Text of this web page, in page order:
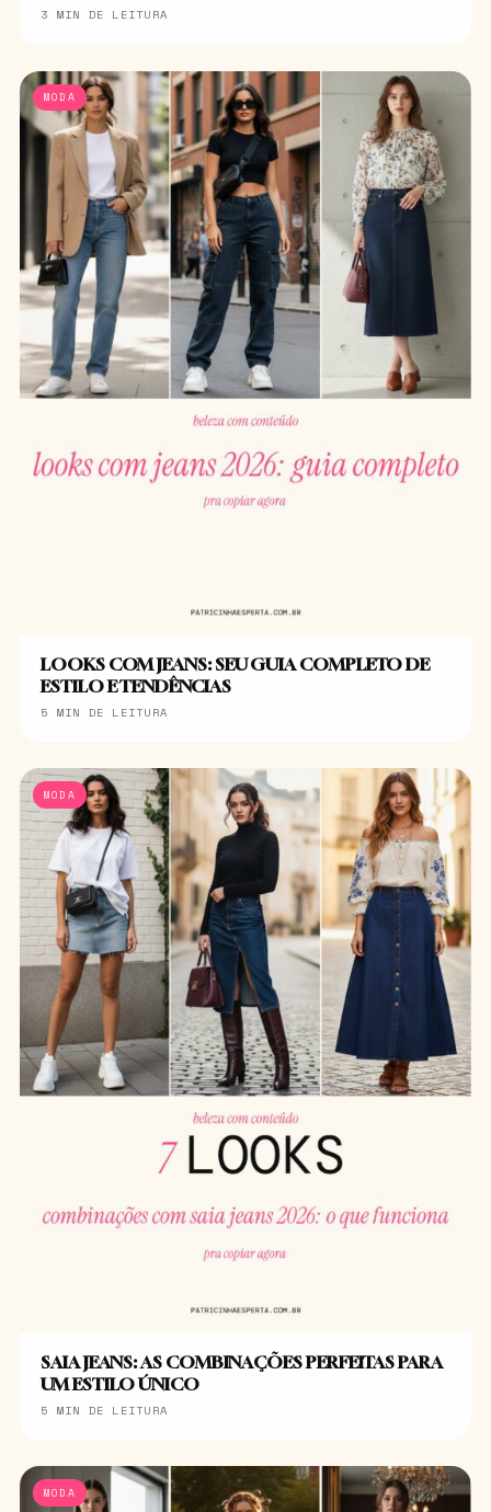
3 MIN DE LEITURA
MODA
LOOKS COM JEANS: SEU GUIA COMPLETO DE
ESTILO E TENDÊNCIAS
5 MIN DE LEITURA
MODA
SAIA JEANS: AS COMBINAÇÕES PERFEITAS PARA
UM ESTILO ÚNICO
5 MIN DE LEITURA
MODA